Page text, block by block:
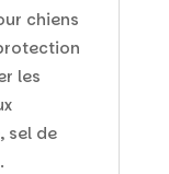
chiens
les
sel de